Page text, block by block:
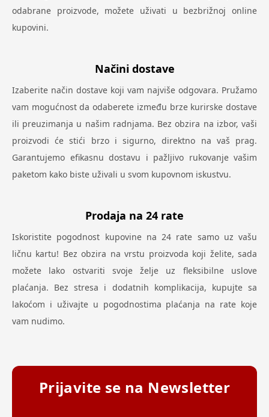
odabrane proizvode, možete uživati u bezbrižnoj online
kupovini.
Načini dostave
Izaberite način dostave koji vam najviše odgovara. Pružamo
vam mogućnost da odaberete između brze kurirske dostave
ili preuzimanja u našim radnjama. Bez obzira na izbor, vaši
proizvodi će stići brzo i sigurno, direktno na vaš prag.
Garantujemo efikasnu dostavu i pažljivo rukovanje vašim
paketom kako biste uživali u svom kupovnom iskustvu.
Prodaja na 24 rate
Iskoristite pogodnost kupovine na 24 rate samo uz vašu
ličnu kartu! Bez obzira na vrstu proizvoda koji želite, sada
možete lako ostvariti svoje želje uz fleksibilne uslove
plaćanja. Bez stresa i dodatnih komplikacija, kupujte sa
lakoćom i uživajte u pogodnostima plaćanja na rate koje
vam nudimo.
Prijavite se na Newsletter